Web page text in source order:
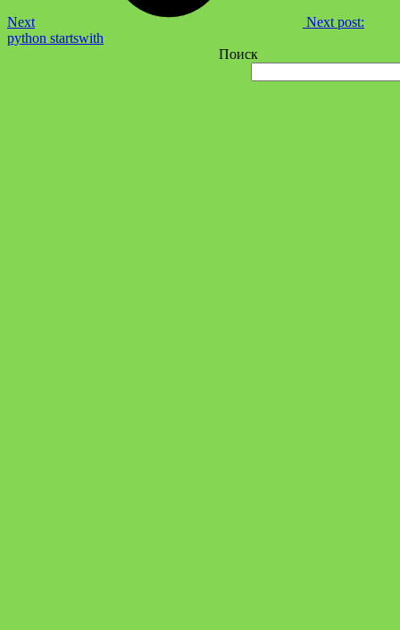
Next
Next post:
python startswith
Поиск